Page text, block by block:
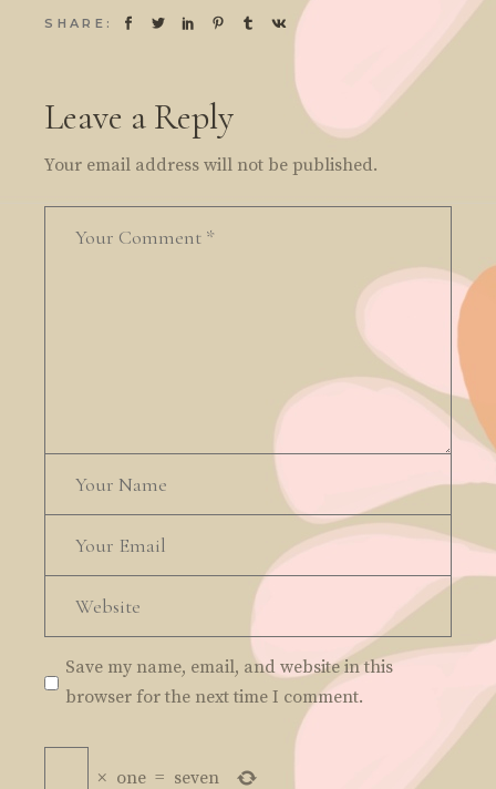
SHARE:
Leave a Reply
Your email address will not be published.
Save my name, email, and website in this
browser for the next time I comment.
× one = seven